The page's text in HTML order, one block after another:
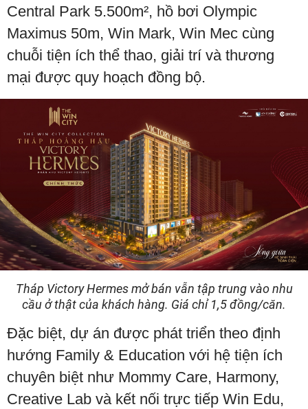
Central Park 5.500m², hồ bơi Olympic
Maximus 50m, Win Mark, Win Mec cùng
chuỗi tiện ích thể thao, giải trí và thương
mại được quy hoạch đồng bộ.
Tháp Victory Hermes mở bán vẫn tập trung vào nhu
cầu ở thật của khách hàng. Giá chỉ 1,5 đồng/căn.
Đặc biệt, dự án được phát triển theo định
hướng Family & Education với hệ tiện ích
chuyên biệt như Mommy Care, Harmony,
Creative Lab và kết nối trực tiếp Win Edu,